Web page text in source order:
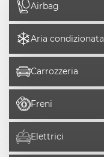
Airbag
Aria condizionata
Carrozzeria
Freni
Elettrici